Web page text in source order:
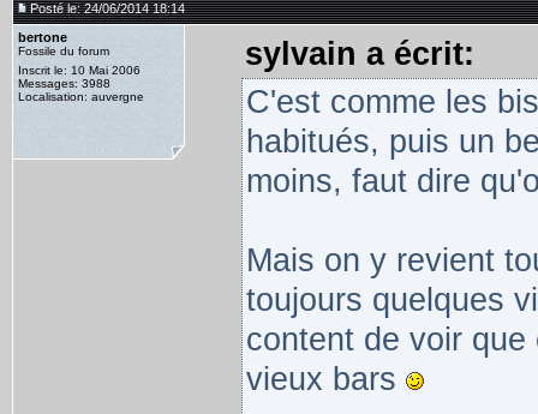
Posté le: 24/06/2014 18:14
bertone
Fossile du forum
Inscrit le: 10 Mai 2006
Messages: 3988
Localisation: auvergne
sylvain a écrit:
C'est comme les
habitués, puis un
moins, faut dire
Mais on y revient
toujours quelques
content de voir
vieux bars